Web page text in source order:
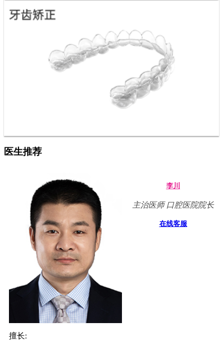
医生推荐
李川
主治医师 口腔医院院长
在线客服
擅长: